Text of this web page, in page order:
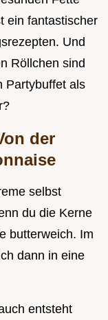
ein fantastischer
Und
Röllchen sind
Partybuffet als
der
selbst
du die Kerne
butterweich. Im
dann in eine
entsteht